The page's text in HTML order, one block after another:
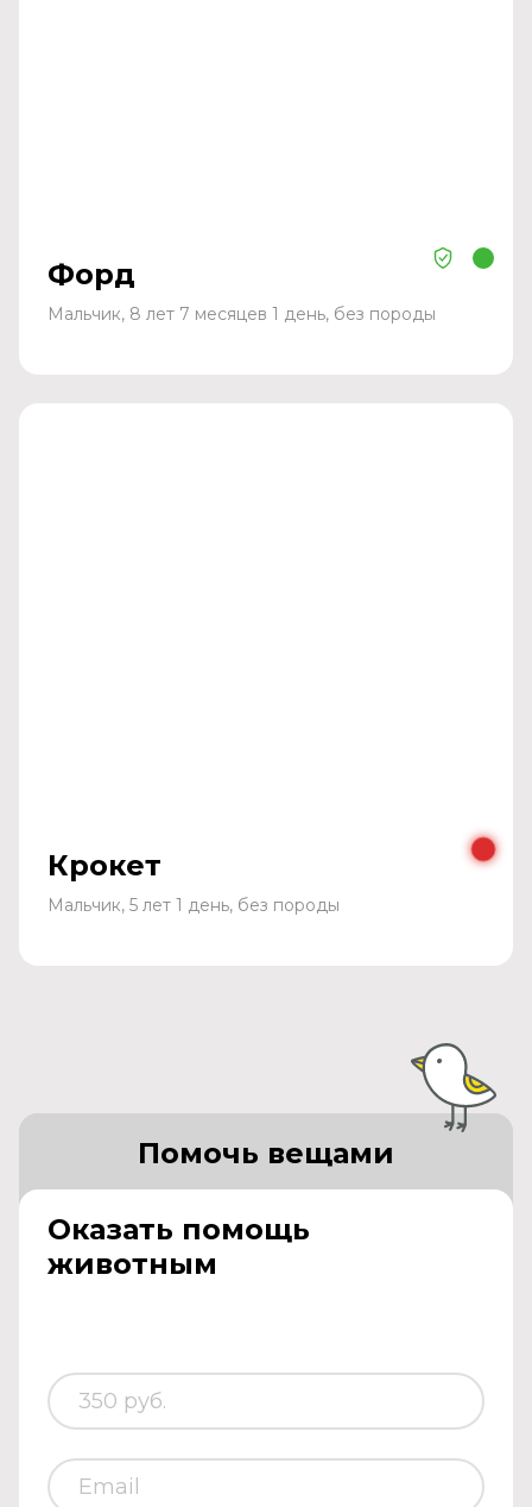
Форд
Мальчик, 8 лет 7 месяцев 1 день, без породы
Крокет
Мальчик, 5 лет 1 день, без породы
Оказать помощь
животным
Помочь вещами